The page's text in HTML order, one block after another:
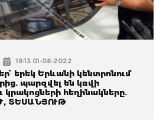
18:13 01-08-2022
երեկ Երևանի կենտրոնում
պարզվել են կռվի
կրակոցների հեղինակները.
ՏԵՍԱՆՅՈՒԹ